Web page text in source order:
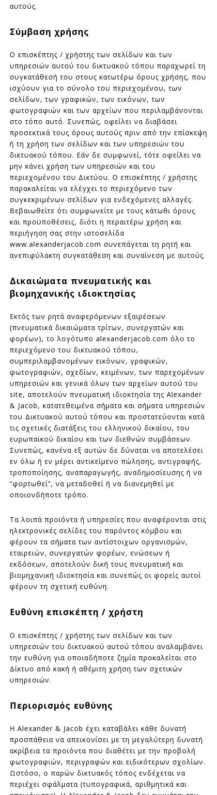
αυτούς.
Σύμβαση χρήσης
Ο επισκέπτης / χρήστης των σελίδων και των
υπηρεσιών αυτού του δικτυακού τόπου παραχωρεί τη
συγκατάθεσή του στους κατωτέρω όρους χρήσης, που
ισχύουν για το σύνολο του περιεχομένου, των
σελίδων, των γραφικών, των εικόνων, των
φωτογραφιών και των αρχείων που περιλαμβάνονται
στο τόπο αυτό. Συνεπώς, οφείλει να διαβάσει
προσεκτικά τους όρους αυτούς πριν από την επίσκεψη
ή τη χρήση των σελίδων και των υπηρεσιών του
δικτυακού τόπου. Εάν δε συμφωνεί, τότε οφείλει να
μην κάνει χρήση των υπηρεσιών και του
περιεχομένου του Δικτύου. Ο επισκέπτης / χρήστης
παρακαλείται να ελέγχει το περιεχόμενο των
συγκεκριμένων σελίδων για ενδεχόμενες αλλαγές.
Βεβαιωθείτε ότι συμφωνείτε με τους κάτωθι όρους
και προϋποθέσεις, διότι η περαιτέρω χρήση και
περιήγηση σας στην ιστοσελίδα
www.alexanderjacob.com συνεπάγεται τη ρητή και
ανεπιφύλακτη συγκατάθεση και συναίνεση με αυτούς.
Δικαιώματα πνευματικής και
βιομηχανικής ιδιοκτησίας
Εκτός των ρητά αναφερόμενων εξαιρέσεων
(πνευματικά δικαιώματα τρίτων, συνεργατών και
φορέων), το λογότυπο alexanderjacob.com όλο το
περιεχόμενο του δικτυακού τόπου,
συμπεριλαμβανομένων εικόνων, γραφικών,
φωτογραφιών, σχεδίων, κειμένων, των παρεχομένων
υπηρεσιών και γενικά όλων των αρχείων αυτού του
site, αποτελούν πνευματική ιδιοκτησία της Alexander
& Jacob, κατατεθειμένα σήματα και σήματα υπηρεσιών
του Δικτυακού αυτού τόπου και προστατεύονται κατά
τις σχετικές διατάξεις του ελληνικού δικαίου, του
ευρωπαϊκού δικαίου και των διεθνών συμβάσεων.
Συνεπώς, κανένα εξ αυτών δε δύναται να αποτελέσει
εν όλω ή εν μέρει αντικείμενο πώλησης, αντιγραφής,
τροποποίησης, αναπαραγωγής, αναδημοσίευσης ή να
“φορτωθεί”, να μεταδοθεί ή να διανεμηθεί με
οποιονδήποτε τρόπο.
Τα λοιπά προϊόντα ή υπηρεσίες που αναφέρονται στις
ηλεκτρονικές σελίδες του παρόντος κόμβου και
φέρουν τα σήματα των αντίστοιχων οργανισμών,
εταιρειών, συνεργατών φορέων, ενώσεων ή
εκδόσεων, αποτελούν δική τους πνευματική και
βιομηχανική ιδιοκτησία και συνεπώς οι φορείς αυτοί
φέρουν τη σχετική ευθύνη.
Ευθύνη επισκέπτη / χρήστη
Ο επισκέπτης / χρήστης των σελίδων και των
υπηρεσιών του δικτυακού αυτού τόπου αναλαμβάνει
την ευθύνη για οποιαδήποτε ζημία προκαλείται στο
Δίκτυο από κακή ή αθέμιτη χρήση των σχετικών
υπηρεσιών.
Περιορισμός ευθύνης
Η Alexander & Jacob έχει καταβάλει κάθε δυνατή
προσπάθεια να απεικονίσει με τη μεγαλύτερη δυνατή
ακρίβεια τα προϊόντα που διαθέτει με την προβολή
φωτογραφιών, περιγραφών και ειδικότερων σχολίων.
Ωστόσο, ο παρών δικτυακός τόπος ενδέχεται να
περιέχει σφάλματα (τυπογραφικά, αριθμητικά και